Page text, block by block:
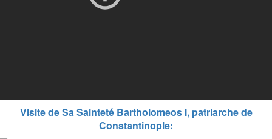
Visite de Sa Sainteté Bartholomeos I, patriarche de
Constantinople: